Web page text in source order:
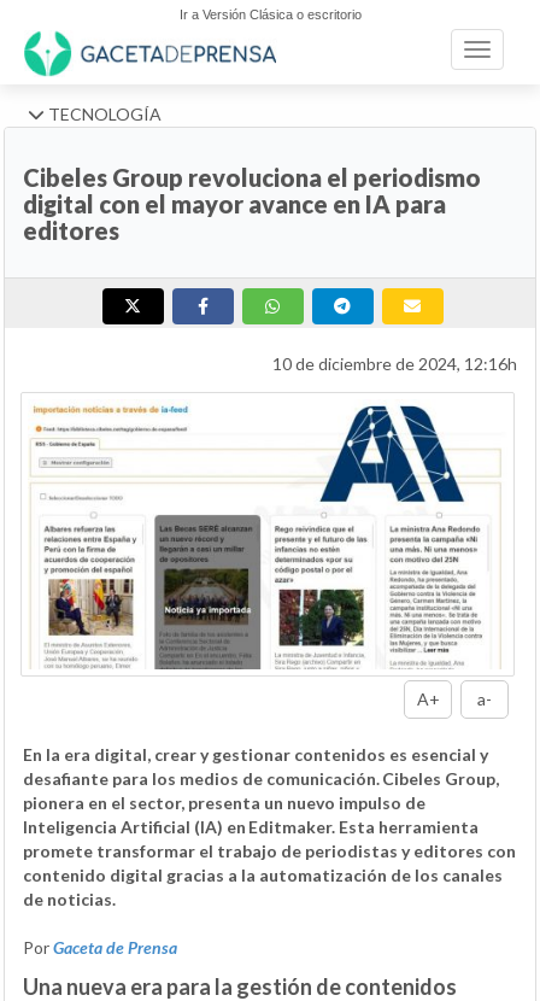
Ir a Versión Clásica o escritorio
Toggle
TECNOLOGÍA
Cibeles Group revoluciona el periodismo
digital con el mayor avance en IA para
editores
10 de diciembre de 2024, 12:16h
A+ a-
En la era digital, crear y gestionar contenidos es esencial y
desafiante para los medios de comunicación. Cibeles Group,
pionera en el sector, presenta un nuevo impulso de
Inteligencia Artificial (IA) en Editmaker. Esta herramienta
promete transformar el trabajo de periodistas y editores con
contenido digital gracias a la automatización de los canales
de noticias.
PorGaceta de Prensa
Una nueva era para la gestión de contenidos